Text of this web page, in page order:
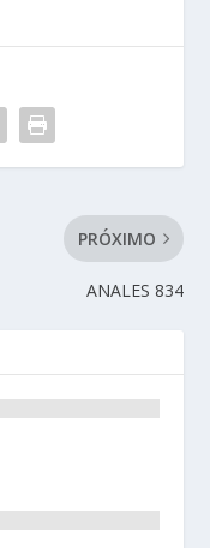
PRÓXIMO
ANALES 834